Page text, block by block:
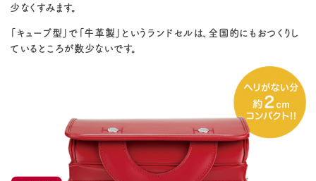
少なくすみます。
「キューブ型」で「牛革製」というランドセルは、全国的にもおつくりし
ているところが数少ないです。